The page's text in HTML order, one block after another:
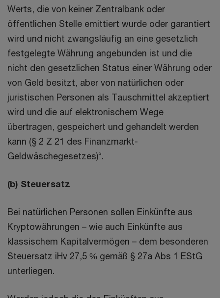
Werts, die von keiner Zentralbank oder
öffentlichen Stelle emittiert wurde oder garantiert
wird und nicht zwangsläufig an eine gesetzlich
festgelegte Währung angebunden ist und die
nicht den gesetzlichen Status einer Währung oder
von Geld besitzt, aber von natürlichen oder
juristischen Personen als Tauschmittel akzeptiert
wird und die auf elektronischem Wege
übertragen, gespeichert und gehandelt werden
kann (§ 2 Z 21 des Finanzmarkt-
Geldwäschegesetzes)“.
(b) Steuersatz
Bei natürlichen Personen sollen Einkünfte aus
Kryptowährungen – wie auch Einkünfte aus
klassischem Kapitalvermögen – dem besonderen
Steuersatz iHv 27,5 % gemäß § 27a Abs 1 EStG
unterliegen.